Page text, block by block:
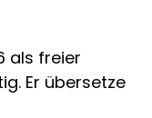
als freier
Er übersetze